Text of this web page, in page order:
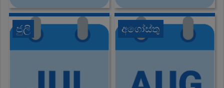
ජුලි අගෝස්තු